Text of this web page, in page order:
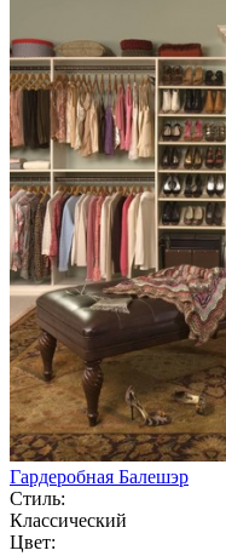
Гардеробная Балешэр
Стиль:
Классический
Цвет: